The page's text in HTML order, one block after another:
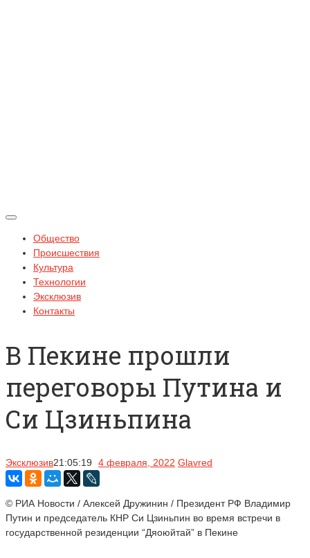
Общество
Происшествия
Культура
Технологии
Эксклюзив
Контакты
В Пекине прошли
переговоры Путина и
Си Цзиньпина
Эксклюзив21:05:19 4 февраля, 2022 Glavred
© РИА Новости / Алексей Дружинин / Президент РФ Владимир
Путин и председатель КНР Си Цзиньпин во время встречи в
государственной резиденции “Дяоюйтай” в Пекине